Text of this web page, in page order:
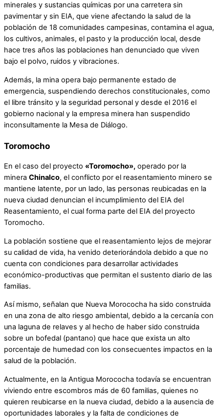
minerales y sustancias químicas por una carretera sin
pavimentar y sin EIA, que viene afectando la salud de la
población de 18 comunidades campesinas, contamina el agua,
los cultivos, animales, el pasto y la producción local, desde
hace tres años las poblaciones han denunciado que viven
bajo el polvo, ruidos y vibraciones.
Además, la mina opera bajo permanente estado de
emergencia, suspendiendo derechos constitucionales, como
el libre tránsito y la seguridad personal y desde el 2016 el
gobierno nacional y la empresa minera han suspendido
inconsultamente la Mesa de Diálogo.
Toromocho
En el caso del proyecto «Toromocho», operado por la
minera Chinalco, el conflicto por el reasentamiento minero se
mantiene latente, por un lado, las personas reubicadas en la
nueva ciudad denuncian el incumplimiento del EIA del
Reasentamiento, el cual forma parte del EIA del proyecto
Toromocho.
La población sostiene que el reasentamiento lejos de mejorar
su calidad de vida, ha venido deteriorándola debido a que no
cuenta con condiciones para desarrollar actividades
económico-productivas que permitan el sustento diario de las
familias.
Así mismo, señalan que Nueva Morococha ha sido construida
en una zona de alto riesgo ambiental, debido a la cercanía con
una laguna de relaves y al hecho de haber sido construida
sobre un bofedal (pantano) que hace que exista un alto
porcentaje de humedad con los consecuentes impactos en la
salud de la población.
Actualmente, en la Antigua Morococha todavía se encuentran
viviendo entre escombros más de 60 familias, quienes no
quieren reubicarse en la nueva ciudad, debido a la ausencia de
oportunidades laborales y la falta de condiciones de